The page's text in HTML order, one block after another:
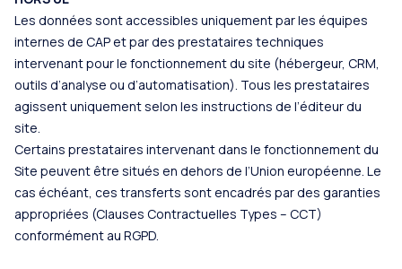
Les données sont accessibles uniquement par les équipes
internes de CAP et par des prestataires techniques
intervenant pour le fonctionnement du site (hébergeur, CRM,
outils d’analyse ou d’automatisation). Tous les prestataires
agissent uniquement selon les instructions de l’éditeur du
site.
Certains prestataires intervenant dans le fonctionnement du
Site peuvent être situés en dehors de l’Union européenne. Le
cas échéant, ces transferts sont encadrés par des garanties
appropriées (Clauses Contractuelles Types – CCT)
conformément au RGPD.